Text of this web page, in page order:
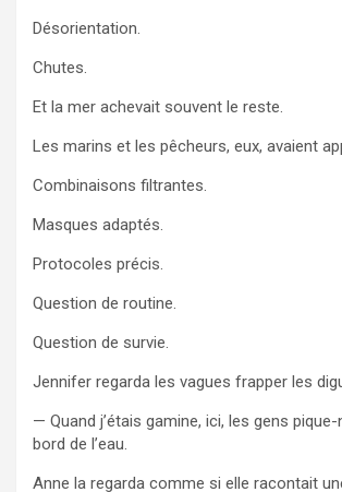
Désorientation.
Chutes.
Et la mer achevait souvent le reste.
Les marins et les pêcheurs, eux, avaient
Combinaisons filtrantes.
Masques adaptés.
Protocoles précis.
Question de routine.
Question de survie.
Jennifer regarda les vagues frapper les
— Quand j’étais gamine, ici, les gens
bord de l’eau.
Anne la regarda comme si elle racontait